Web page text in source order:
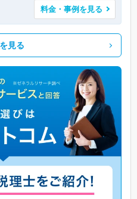
料金・事例を見る
見る